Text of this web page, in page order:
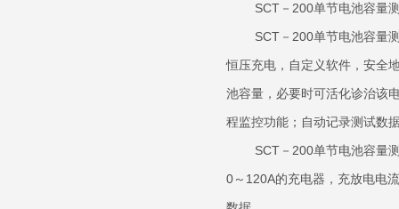
SCT－200单节电
SCT－200单节电池容量测
恒压充电，自定义软件，安全
池容量，必要时可活化诊治该
程监控功能；自动记录测
SCT－200单节电池容量测
0～120A的充电器，充放电电